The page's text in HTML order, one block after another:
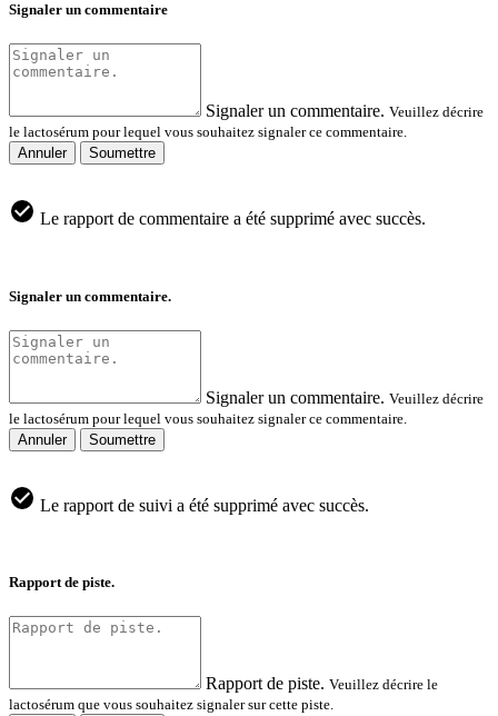
Signaler un commentaire
Signaler un commentaire. Veuillez décrire
le lactosérum pour lequel vous souhaitez signaler ce commentaire.
Annuler
Soumettre
Le rapport de commentaire a été supprimé avec succès.
Signaler un commentaire.
Signaler un commentaire. Veuillez décrire
le lactosérum pour lequel vous souhaitez signaler ce commentaire.
Annuler
Soumettre
Le rapport de suivi a été supprimé avec succès.
Rapport de piste.
Rapport de piste. Veuillez décrire le
lactosérum que vous souhaitez signaler sur cette piste.